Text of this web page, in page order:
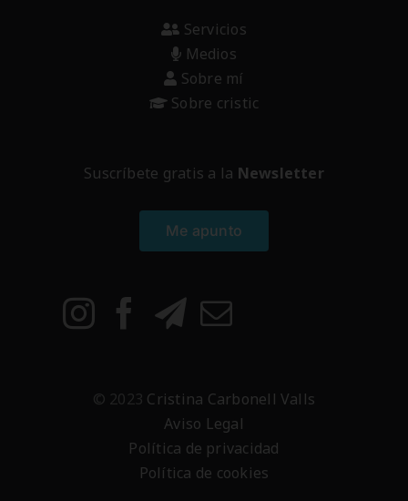
Servicios
Medios
Sobre mí
Sobre cristic
Suscríbete gratis a la Newsletter
Me apunto
© 2023 Cristina Carbonell Valls
Aviso Legal
Política de privacidad
Política de cookies